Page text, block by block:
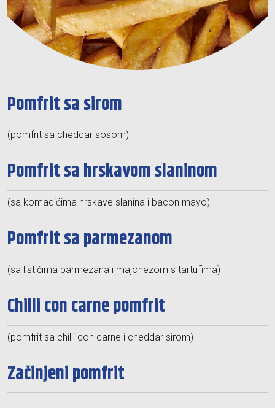
Pomfrit sa sirom
(pomfrit sa cheddar sosom)
Pomfrit sa hrskavom slaninom
(sa komadićima hrskave slanina i bacon mayo)
Pomfrit sa parmezanom
(sa listićima parmezana i majonezom s tartufima)
Chilli con carne pomfrit
(pomfrit sa chilli con carne i cheddar sirom)
Začinjeni pomfrit